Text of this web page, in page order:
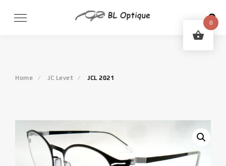
Home JC Levet JCL 2021
0